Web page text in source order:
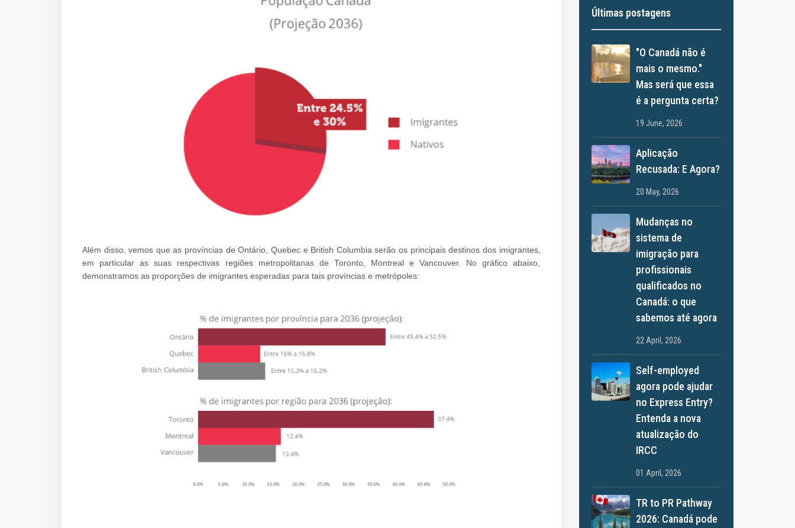
Além disso, vemos que as províncias de Ontário, Quebec e British Columbia serão os principais destinos dos imigrantes,
em particular as suas respectivas regiões metropolitanas de Toronto, Montreal e Vancouver. No gráfico abaixo,
demonstramos as proporções de imigrantes esperadas para tais províncias e metrópoles:
Últimas postagens
"O Canadá não é
mais o mesmo."
Mas será que essa
é a pergunta certa?
19 June, 2026
Aplicação
Recusada: E Agora?
20 May, 2026
Mudanças no
sistema de
imigração para
profissionais
qualificados no
Canadá: o que
sabemos até agora
22 April, 2026
Self-employed
agora pode ajudar
no Express Entry?
Entenda a nova
atualização do
IRCC
01 April, 2026
TR to PR Pathway
2026: Canadá pode